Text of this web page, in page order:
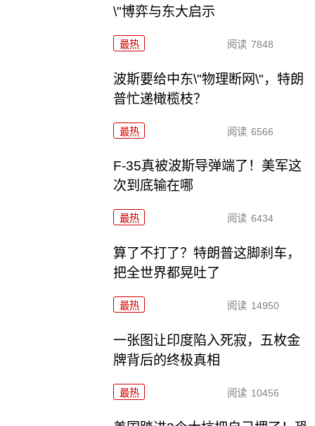
\"博弈与东大启示
最热 阅读 7848
波斯要给中东\"物理断网\"，特朗
普忙递橄榄枝？
最热 阅读 6566
F-35真被波斯导弹端了！美军这
次到底输在哪
最热 阅读 6434
算了不打了？特朗普这脚刹车，
把全世界都晃吐了
最热 阅读 14950
一张图让印度陷入死寂，五枚金
牌背后的终极真相
最热 阅读 10456